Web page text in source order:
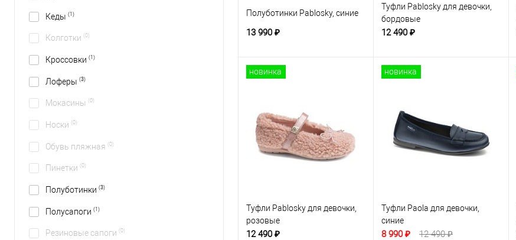
Кеды (1)
Колготки (0)
Кроссовки (1)
Лоферы (3)
Мокасины (0)
Носки (0)
Обувь пляжная (0)
Пинетки (0)
Полуботинки (3)
Полусапоги (1)
Резиновые сапоги (0)
Полуботинки Pablosky, синие
13 990 ₽
Туфли Pablosky для девочки,
бордовые
12 490 ₽
новинка
Туфли Pablosky для девочки,
розовые
12 490 ₽
новинка
Туфли Paola для девочки,
синие
8 990 ₽ 12 490 ₽